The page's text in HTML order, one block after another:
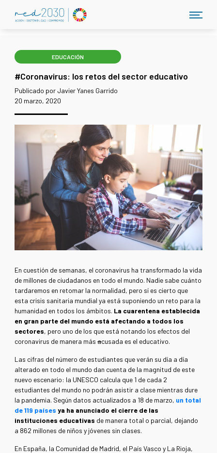
EDUCACIÓN
#Coronavirus: los retos del sector educativo
Publicado por Javier Yanes Garrido
20 marzo, 2020
En cuestión de semanas, el coronavirus ha transformado la vida
de millones de ciudadanos en todo el mundo. Nadie sabe cuánto
tardaremos en retomar la normalidad, pero sí es cierto que
esta crisis sanitaria mundial ya está suponiendo un reto para la
humanidad en todos los ámbitos. La cuarentena establecida
en gran parte del mundo está afectando a todos los
sectores, pero uno de los que está notando los efectos del
coronavirus de manera más acusada es el educativo.
Las cifras del número de estudiantes que verán su día a día
alterado en todo el mundo dan cuenta de la magnitud de este
nuevo escenario: la UNESCO calcula que 1 de cada 2
estudiantes del mundo no podrán asistir a clase mientras dure
la pandemia. Según datos actualizados a 18 de marzo, un total
de 119 países ya ha anunciado el cierre de las
instituciones educativas de manera total o parcial, dejando
a 862 millones de niños y jóvenes sin clases.
En España, la Comunidad de Madrid, el País Vasco y La Rioja,